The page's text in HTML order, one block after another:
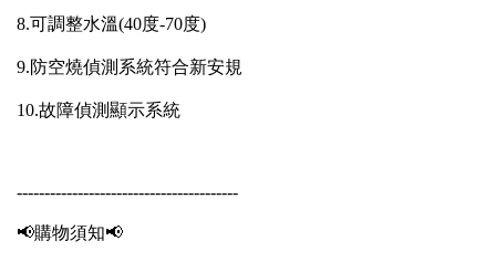
8.可調整水溫(40度-70度)
9.防空燒偵測系統符合新安規
10.故障偵測顯示系統
----------------------------------------
📢購物須知📢